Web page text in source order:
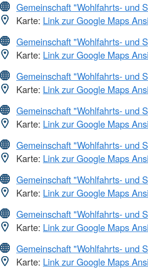
Gemeinschaft "Wohlfahrts- und
Karte: Link zur Google Maps
Gemeinschaft "Wohlfahrts- und
Karte: Link zur Google Maps
Gemeinschaft "Wohlfahrts- und
Karte: Link zur Google Maps
Gemeinschaft "Wohlfahrts- und
Karte: Link zur Google Maps
Gemeinschaft "Wohlfahrts- und
Karte: Link zur Google Maps
Gemeinschaft "Wohlfahrts- und
Karte: Link zur Google Maps
Gemeinschaft "Wohlfahrts- und
Karte: Link zur Google Maps
Gemeinschaft "Wohlfahrts- und
Karte: Link zur Google Maps